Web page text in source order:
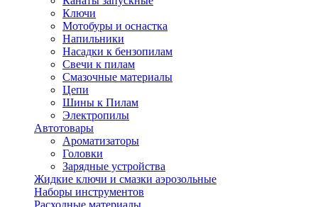
Ключи
Мотобуры и оснастка
Напильники
Насадки к бензопилам
Свечи к пилам
Смазочные материалы
Цепи
Шины к Пилам
Электропилы
Автотовары
Ароматизаторы
Головки
Зарядные устройства
Жидкие ключи и смазки аэрозольные
Наборы инструментов
Расходные материалы